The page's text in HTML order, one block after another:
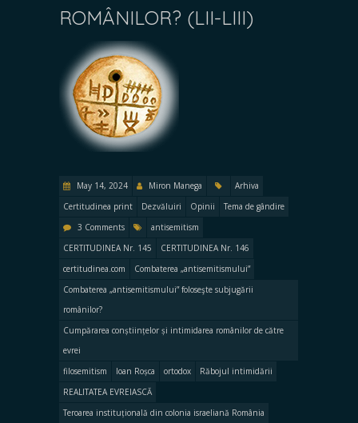
ROMÂNILOR? (LII-LIII)
May 14, 2024 Miron Manega
Arhiva
Certitudinea print
Dezvăluiri Opinii
Tema de gândire
3 Comments
antisemitism
CERTITUDINEA Nr. 145
CERTITUDINEA Nr. 146
certitudinea.com
Combaterea „antisemitismului”
Combaterea „antisemitismului” foloseşte subjugării
românilor?
Cumpărarea conștiințelor și intimidarea românilor de către
evrei
filosemitism
Ioan Roșca ortodox
Răbojul intimidării
REALITATEA EVREIASCĂ
Teroarea instituțională din colonia israeliană România